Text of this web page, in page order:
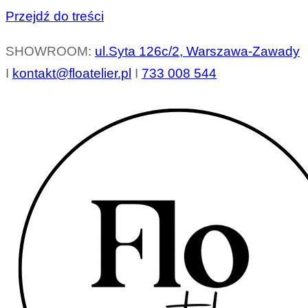
Przejdź do treści
SHOWROOM: ul.Syta 126c/2, Warszawa-Zawady
I kontakt@floatelier.pl I 733 008 544